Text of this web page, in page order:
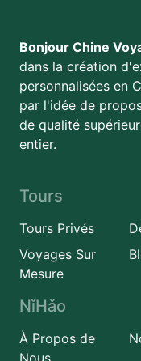
Bonjour Chine
dans la création
personnalisées en
par l'idée de
de qualité
entier.
Tours
Tours Privés
Voyages Sur
Mesure
NǐHǎo
À Propos de
Nous